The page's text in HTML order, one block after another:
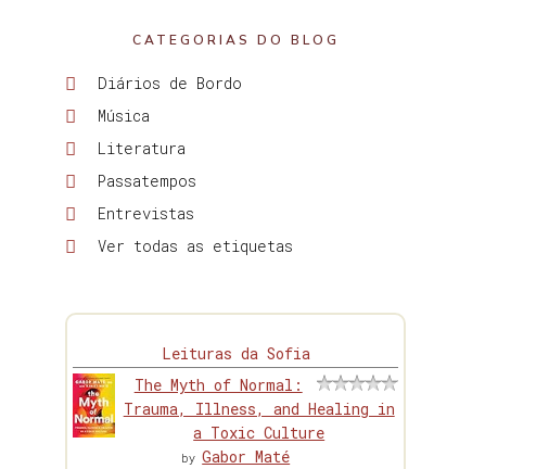
CATEGORIAS DO BLOG
Diários de Bordo
Música
Literatura
Passatempos
Entrevistas
Ver todas as etiquetas
Leituras da Sofia
The Myth of Normal:
Trauma, Illness, and Healing in
a Toxic Culture
byGabor Maté